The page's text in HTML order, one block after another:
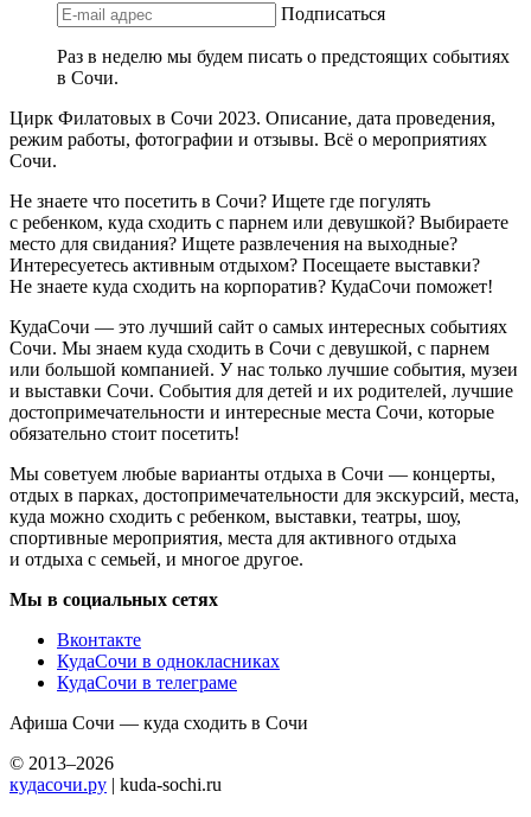
Подписаться
Раз в неделю мы будем писать о предстоящих событиях
в Сочи.
Цирк Филатовых в Сочи 2023. Описание, дата проведения,
режим работы, фотографии и отзывы. Всё о мероприятиях
Сочи.
Не знаете что посетить в Сочи? Ищете где погулять
с ребенком, куда сходить с парнем или девушкой? Выбираете
место для свидания? Ищете развлечения на выходные?
Интересуетесь активным отдыхом? Посещаете выставки?
Не знаете куда сходить на корпоратив? КудаСочи поможет!
КудаСочи — это лучший сайт о самых интересных событиях
Сочи. Мы знаем куда сходить в Сочи с девушкой, с парнем
или большой компанией. У нас только лучшие события, музеи
и выставки Сочи. События для детей и их родителей, лучшие
достопримечательности и интересные места Сочи, которые
обязательно стоит посетить!
Мы советуем любые варианты отдыха в Сочи — концерты,
отдых в парках, достопримечательности для экскурсий, места,
куда можно сходить с ребенком, выставки, театры, шоу,
спортивные мероприятия, места для активного отдыха
и отдыха с семьей, и многое другое.
Мы в социальных сетях
Вконтакте
КудаСочи в однокласниках
КудаСочи в телеграме
Афиша Сочи — куда сходить в Сочи
© 2013–2026
кудасочи.ру | kuda-sochi.ru